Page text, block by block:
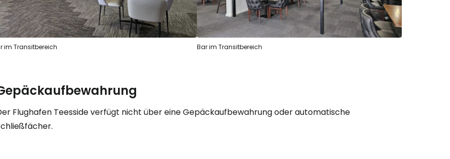
im Transitbereich Bar im Transitbereich
Flughafen Teesside verfügt nicht über eine Gepäckaufbewahrung oder automatische